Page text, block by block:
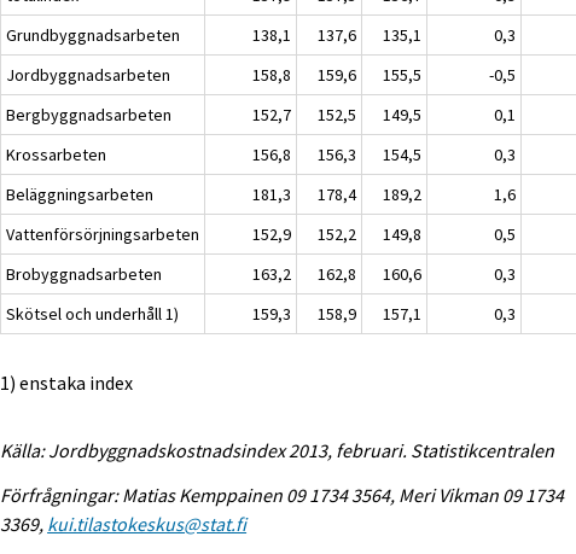
Grundbyggnadsarbeten
138,1 137,6 135,1
0,3
Jordbyggnadsarbeten
158,8 159,6 155,5
-0,5
Bergbyggnadsarbeten
152,7 152,5 149,5
0,1
Krossarbeten
156,8 156,3 154,5
0,3
Beläggningsarbeten
181,3 178,4 189,2
1,6
Vattenförsörjningsarbeten
152,9 152,2 149,8
0,5
Brobyggnadsarbeten
163,2 162,8 160,6
0,3
Skötsel och underhåll 1)
159,3 158,9 157,1 0,3
1) enstaka index
Källa: Jordbyggnadskostnadsindex 2013, februari. Statistikcentralen
Förfrågningar: Matias Kemppainen 09 1734 3564, Meri Vikman 09 1734
3369, kui.tilastokeskus@stat.fi